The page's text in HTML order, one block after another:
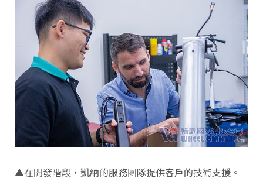
▲在開發階段，凱納的服務團隊提供客戶的技術支援。